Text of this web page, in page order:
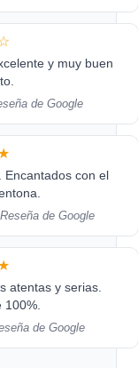
y muy buen
de Google
Encantados con el
Reseña de Google
atentas y serias.
100%.
de Google